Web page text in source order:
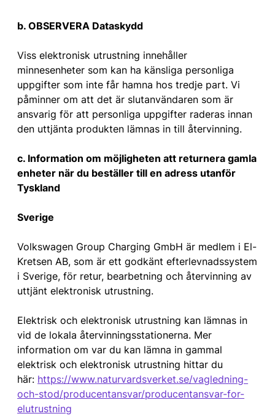
b. OBSERVERA Dataskydd
Viss elektronisk utrustning innehåller
minnesenheter som kan ha känsliga personliga
uppgifter som inte får hamna hos tredje part. Vi
påminner om att det är slutanvändaren som är
ansvarig för att personliga uppgifter raderas innan
den uttjänta produkten lämnas in till återvinning.
c. Information om möjligheten att returnera gamla
enheter när du beställer till en adress utanför
Tyskland
Sverige
Volkswagen Group Charging GmbH är medlem i El-
Kretsen AB, som är ett godkänt efterlevnadssystem
i Sverige, för retur, bearbetning och återvinning av
uttjänt elektronisk utrustning.
Elektrisk och elektronisk utrustning kan lämnas in
vid de lokala återvinningsstationerna. Mer
information om var du kan lämna in gammal
elektrisk och elektronisk utrustning hittar du
här: https://www.naturvardsverket.se/vagledning-
och-stod/producentansvar/producentansvar-for-
elutrustning